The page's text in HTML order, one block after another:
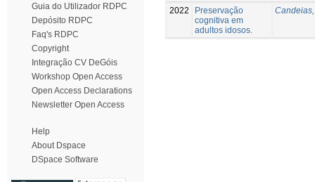
Guia do Utilizador RDPC
Depósito RDPC
Faq's RDPC
Copyright
Integração CV DeGóis
Workshop Open Access
Open Access Declarations
Newsletter Open Access
Help
About Dspace
DSpace Software
2022
Preservação
cognitiva em
adultos idosos.